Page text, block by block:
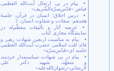
پیام در پی ارتحال آیت‌الله العظمی
فیاض «قدّس‌سرّه‌الشّریف»
درس اخلاق؛ انسان در قرآن، جلسۀ
هجدهم: سعادت و شقاوت انسان- 2
عرضه آثار و تألیفات معظّم‌له در
نمایشگاه مجازی کتاب
پیام به مناسبت اربعین شهادت رهبر و
قائد امّت اسلامی حضرت آیت‌الله العظمی
خامنه ای«قدّس‌سرّه»
پیام در پی شهادت سیاستمدار خردمند
و متعهّد، شهید دکتر علی
لاریجانی«رضوان‌الله‌علیه»